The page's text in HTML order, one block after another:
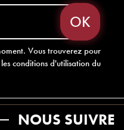
Vous trouverez pour
conditions d'utilisation du
NOUS SUIVRE